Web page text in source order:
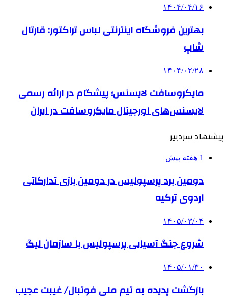
۱۴۰۴/۰۴/۱۶
بهترین فروشگاه اینترنتی لباس تراکتور: قارتال
شاپ
۱۴۰۴/۰۲/۲۸
مایکروسافت لایسنس؛ پیشگام در ارائه رسمی
لایسنس‌های اورجینال مایکروسافت در ایران
پیشنهاد سردبیر
1 هفته پیش
دومین برد پرسپولیس در دومین بازی تدارکاتی
اردوی ترکیه
۱۴۰۵/۰۳/۰۴
شروع جنگ آسیایی پرسپولیس با سازمان لیگ
۱۴۰۵/۰۱/۳۰
بازگشت پدیده به تیم ملی فوتبال/ غیبت عجیب